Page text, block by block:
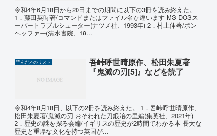
令和4年6月18日から20日までの期間に以下の3冊を読み終えた。
1．藤田英時著/コマンドまたはファイル名が違います MS-DOSス
ーパートラブルシューター(ナツメ社、1993年) 2．村上伸著/ボン
ヘッファー(清水書院、19...
読んだ本のリスト
吾峠呼世晴原作、松田朱夏著
『鬼滅の刃[5]』などを読了
令和4年8月18日、以下の2冊を読み終えた。 1．吾峠呼世晴原作、
松田朱夏著/鬼滅の刃 おそわれた刀鍛冶の里編(集英社、2021年)
2．歴史の謎を探る会編/イギリスの歴史が2時間でわかる本 長大な
歴史と重厚な文化を持つ英国が...